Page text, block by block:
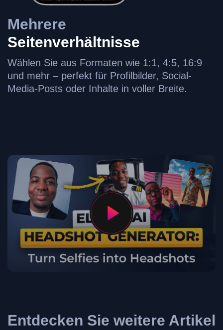
Mehrere
Seitenverhältnisse
Wählen Sie aus Formaten wie 1:1, 4:5, 16:9
und mehr – perfekt für Profilbilder, Social-
Media-Posts oder Inhalte in voller Breite.
Entdecken Sie weitere Artikel